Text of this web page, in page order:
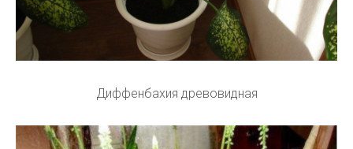
Диффенбахия древовидная